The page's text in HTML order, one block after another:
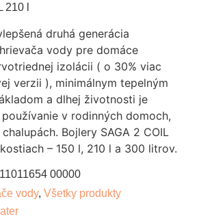
l
druhá generácia
vody pre domáce
izolácii ( o 30% viac
verzii ), minimálnym tepelným
a dlhej životnosti je
v rodinných domoch,
Bojlery SAGA 2 COIL
– 150 l, 210 l a 300 litrov.
11011654 00000
vody, Všetky produkty